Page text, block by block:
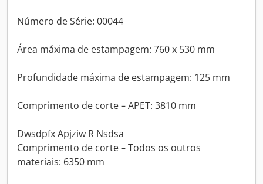
Número de Série: 00044
Área máxima de estampagem: 760 x 530 mm
Profundidade máxima de estampagem: 125 mm
Comprimento de corte – APET: 3810 mm
Dwsdpfx Apjziw R Nsdsa
Comprimento de corte – Todos os outros
materiais: 6350 mm